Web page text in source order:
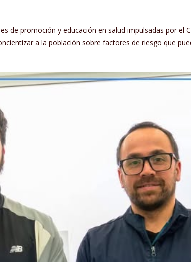
de promoción y educación en salud impulsadas por el
a la población sobre factores de riesgo que